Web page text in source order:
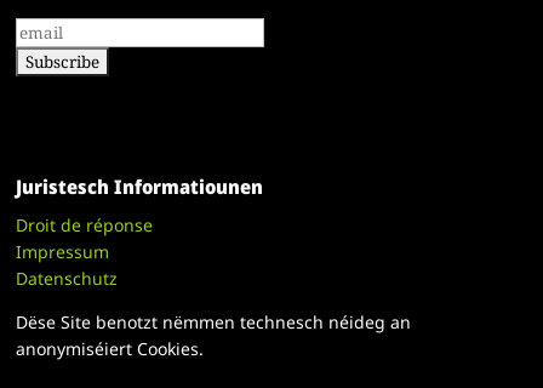
Juristesch Informatiounen
Droit de réponse
Impressum
Datenschutz
Dëse Site benotzt nëmmen technesch néideg an
anonymiséiert Cookies.